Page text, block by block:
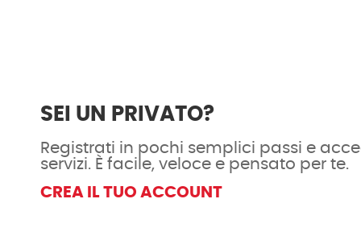
SEI UN PRIVATO?
Registrati in pochi semplici passi e
servizi. È facile, veloce e pensato per te.
CREA IL TUO ACCOUNT